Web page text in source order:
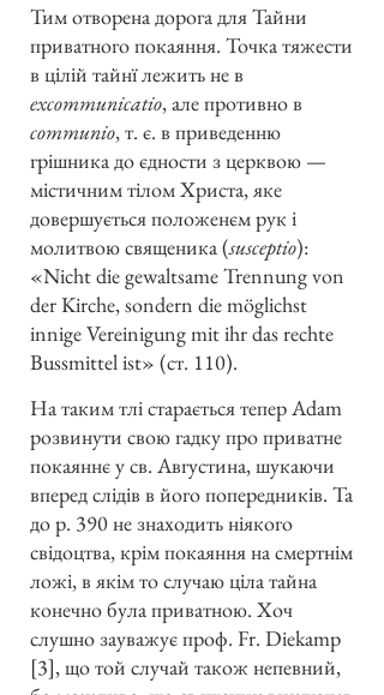
Тим отворена дорога для Тайни
приватного покаяння. Точка тяжести
в цілій тайнї лежить не в
excommunicatio, але противно в
communio, т. є. в приведенню
грішника до єдности з церквою —
містичним тілом Христа, яке
довершується положенєм рук і
молитвою священика (susceptio):
«Nicht die gewaltsame Trennung von
der Kirche, sondern die möglichst
innige Vereinigung mit ihr das rechte
Bussmittel ist» (ст. 110).
На таким тлі старається тепер Adam
розвинути свою гадку про приватне
покаяннє у св. Августина, шукаючи
вперед слідів в його попередників. Та
до р. 390 не знаходить ніякого
свідоцтва, крім покаяння на смертнім
ложі, в якім то случаю ціла тайна
конечно була приватною. Хоч
слушно зауважує проф. Fr. Diekamp
[3], що той случай також непевний,